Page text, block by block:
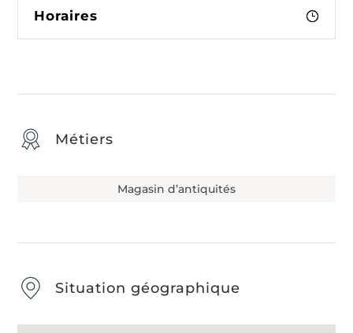
Horaires
Métiers
Magasin d’antiquités
Situation géographique